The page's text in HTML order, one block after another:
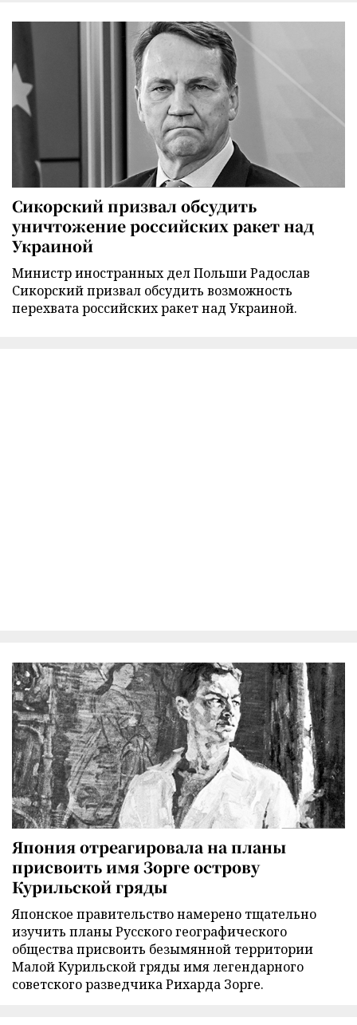
Сикорский призвал обсудить
уничтожение российских ракет над
Украиной
Министр иностранных дел Польши Радослав
Сикорский призвал обсудить возможность
перехвата российских ракет над Украиной.
Япония отреагировала на планы
присвоить имя Зорге острову
Курильской гряды
Японское правительство намерено тщательно
изучить планы Русского географического
общества присвоить безымянной территории
Малой Курильской гряды имя легендарного
советского разведчика Рихарда Зорге.